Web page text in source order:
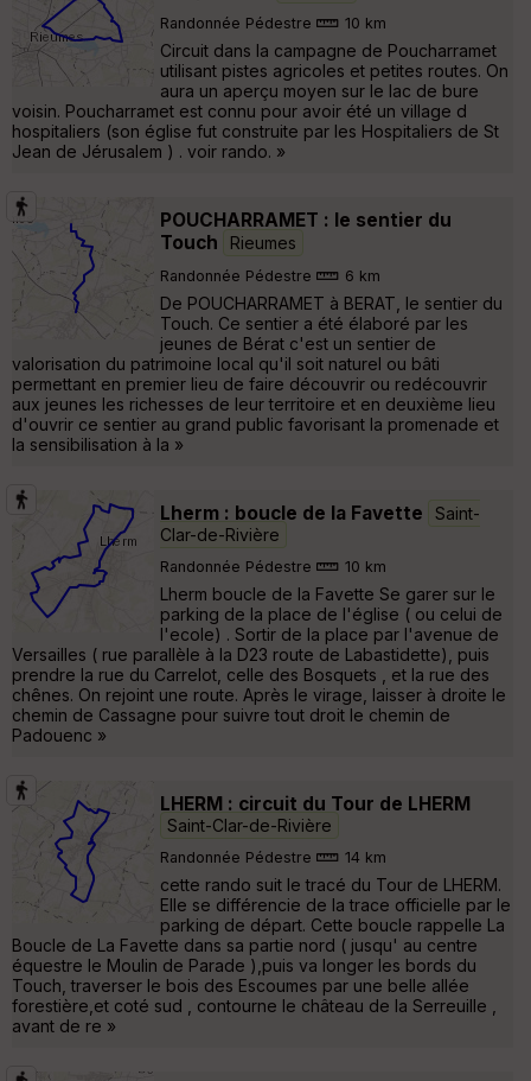
Randonnée Pédestre 10 km
Circuit dans la campagne de Poucharramet
utilisant pistes agricoles et petites routes. On
aura un aperçu moyen sur le lac de bure
voisin. Poucharramet est connu pour avoir été un village d
hospitaliers (son église fut construite par les Hospitaliers de St
Jean de Jérusalem ) . voir rando. »
POUCHARRAMET : le sentier du
Touch
Rieumes
Randonnée Pédestre 6 km
De POUCHARRAMET à BERAT, le sentier du
Touch. Ce sentier a été élaboré par les
jeunes de Bérat c'est un sentier de
valorisation du patrimoine local qu'il soit naturel ou bâti
permettant en premier lieu de faire découvrir ou redécouvrir
aux jeunes les richesses de leur territoire et en deuxième lieu
d'ouvrir ce sentier au grand public favorisant la promenade et
la sensibilisation à la »
Lherm : boucle de la Favette
Saint-
Clar-de-Rivière
Randonnée Pédestre 10 km
Lherm boucle de la Favette Se garer sur le
parking de la place de l'église ( ou celui de
l'ecole) . Sortir de la place par l'avenue de
Versailles ( rue parallèle à la D23 route de Labastidette), puis
prendre la rue du Carrelot, celle des Bosquets , et la rue des
chênes. On rejoint une route. Après le virage, laisser à droite le
chemin de Cassagne pour suivre tout droit le chemin de
Padouenc »
LHERM : circuit du Tour de LHERM
Saint-Clar-de-Rivière
Randonnée Pédestre 14 km
cette rando suit le tracé du Tour de LHERM.
Elle se différencie de la trace officielle par le
parking de départ. Cette boucle rappelle La
Boucle de La Favette dans sa partie nord ( jusqu' au centre
équestre le Moulin de Parade ),puis va longer les bords du
Touch, traverser le bois des Escoumes par une belle allée
forestière,et coté sud , contourne le château de la Serreuille ,
avant de re »